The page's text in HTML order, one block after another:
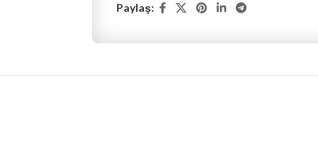
Paylaş: